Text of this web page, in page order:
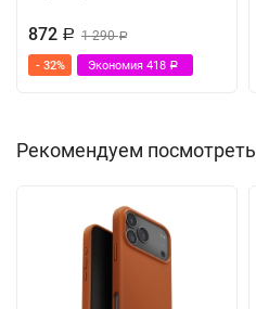
872 Р 1 290Р
- 32% Экономия 418 Р
Рекомендуем посмотреть